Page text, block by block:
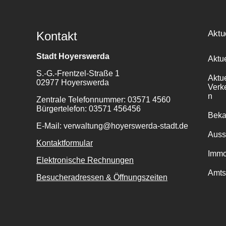
Kontakt
Stadt Hoyerswerda
S.-G.-Frentzel-Straße 1
02977 Hoyerswerda
Zentrale Telefonnummer: 03571 4560
Bürgertelefon: 03571 456456
E-Mail: verwaltung@hoyerswerda-stadt.de
Kontaktformular
Elektronische Rechnungen
Besucheradressen & Öffnungszeiten
n